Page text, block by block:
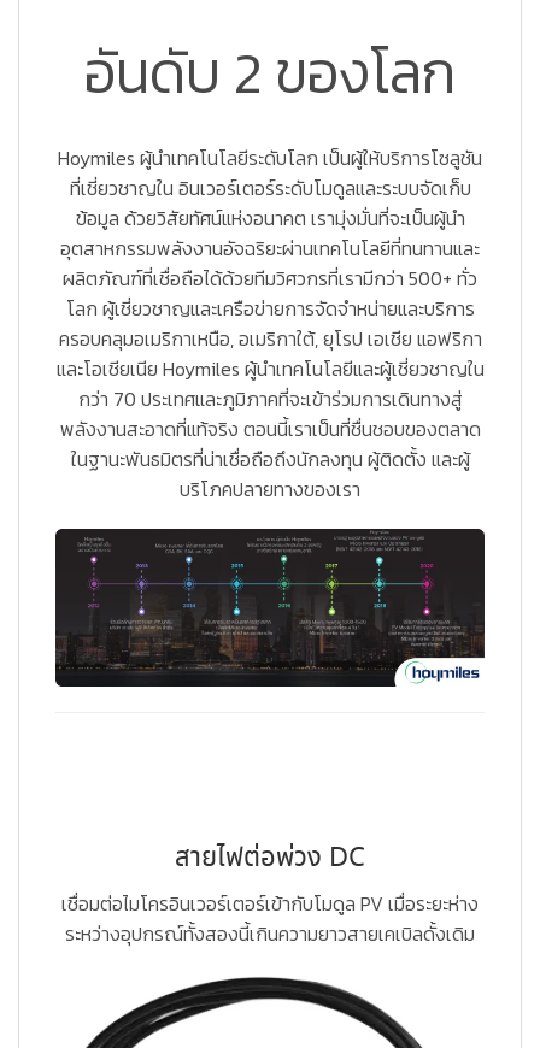
อันดับ 2 ของโลก
Hoymiles ผู้นำเทคโนโลยีระดับโลก เป็นผู้ให้บริการโซลูชัน
ที่เชี่ยวชาญใน อินเวอร์เตอร์ระดับโมดูลและระบบจัดเก็บ
ข้อมูล ด้วยวิสัยทัศน์แห่งอนาคต เรามุ่งมั่นที่จะเป็นผู้นำ
อุตสาหกรรมพลังงานอัจฉริยะผ่านเทคโนโลยีที่ทนทานและ
ผลิตภัณฑ์ที่เชื่อถือได้ด้วยทีมวิศวกรที่เรามีกว่า 500+ ทั่ว
โลก ผู้เชี่ยวชาญและเครือข่ายการจัดจำหน่ายและบริการ
ครอบคลุมอเมริกาเหนือ, อเมริกาใต้, ยุโรป เอเชีย แอฟริกา
และโอเชียเนีย Hoymiles ผู้นำเทคโนโลยีและผู้เชี่ยวชาญใน
กว่า 70 ประเทศและภูมิภาคที่จะเข้าร่วมการเดินทางสู่
พลังงานสะอาดที่แท้จริง ตอนนี้เราเป็นที่ชื่นชอบของตลาด
ในฐานะพันธมิตรที่น่าเชื่อถือถึงนักลงทุน ผู้ติดตั้ง และผู้
บริโภคปลายทางของเรา
สายไฟต่อพ่วง DC
เชื่อมต่อไมโครอินเวอร์เตอร์เข้ากับโมดูล PV เมื่อระยะห่าง
ระหว่างอุปกรณ์ทั้งสองนี้เกินความยาวสายเคเบิลดั้งเดิม